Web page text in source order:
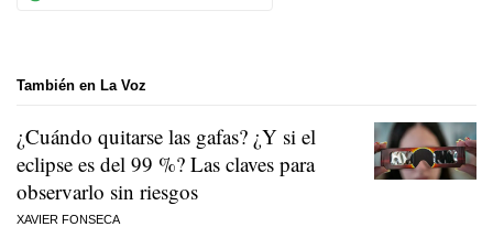
También en La Voz
¿Cuándo quitarse las gafas? ¿Y si el
eclipse es del 99 %? Las claves para
observarlo sin riesgos
XAVIER FONSECA